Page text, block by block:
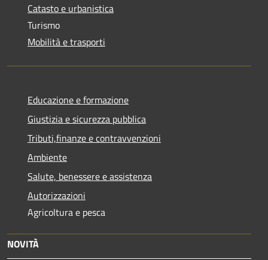
Catasto e urbanistica
Turismo
Mobilità e trasporti
Educazione e formazione
Giustizia e sicurezza pubblica
Tributi,finanze e contravvenzioni
Ambiente
Salute, benessere e assistenza
Autorizzazioni
Agricoltura e pesca
NOVITÀ